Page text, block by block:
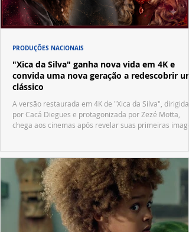
"Xica da Silva" ganha nova vida em 4K e
convida uma nova geração a redescobrir um
clássico
A versão restaurada em 4K de "Xica da Silva", dirigida
por Cacá Diegues e protagonizada por Zezé Motta,
chega aos cinemas após revelar suas primeiras
PRODUÇÕES NACIONAIS